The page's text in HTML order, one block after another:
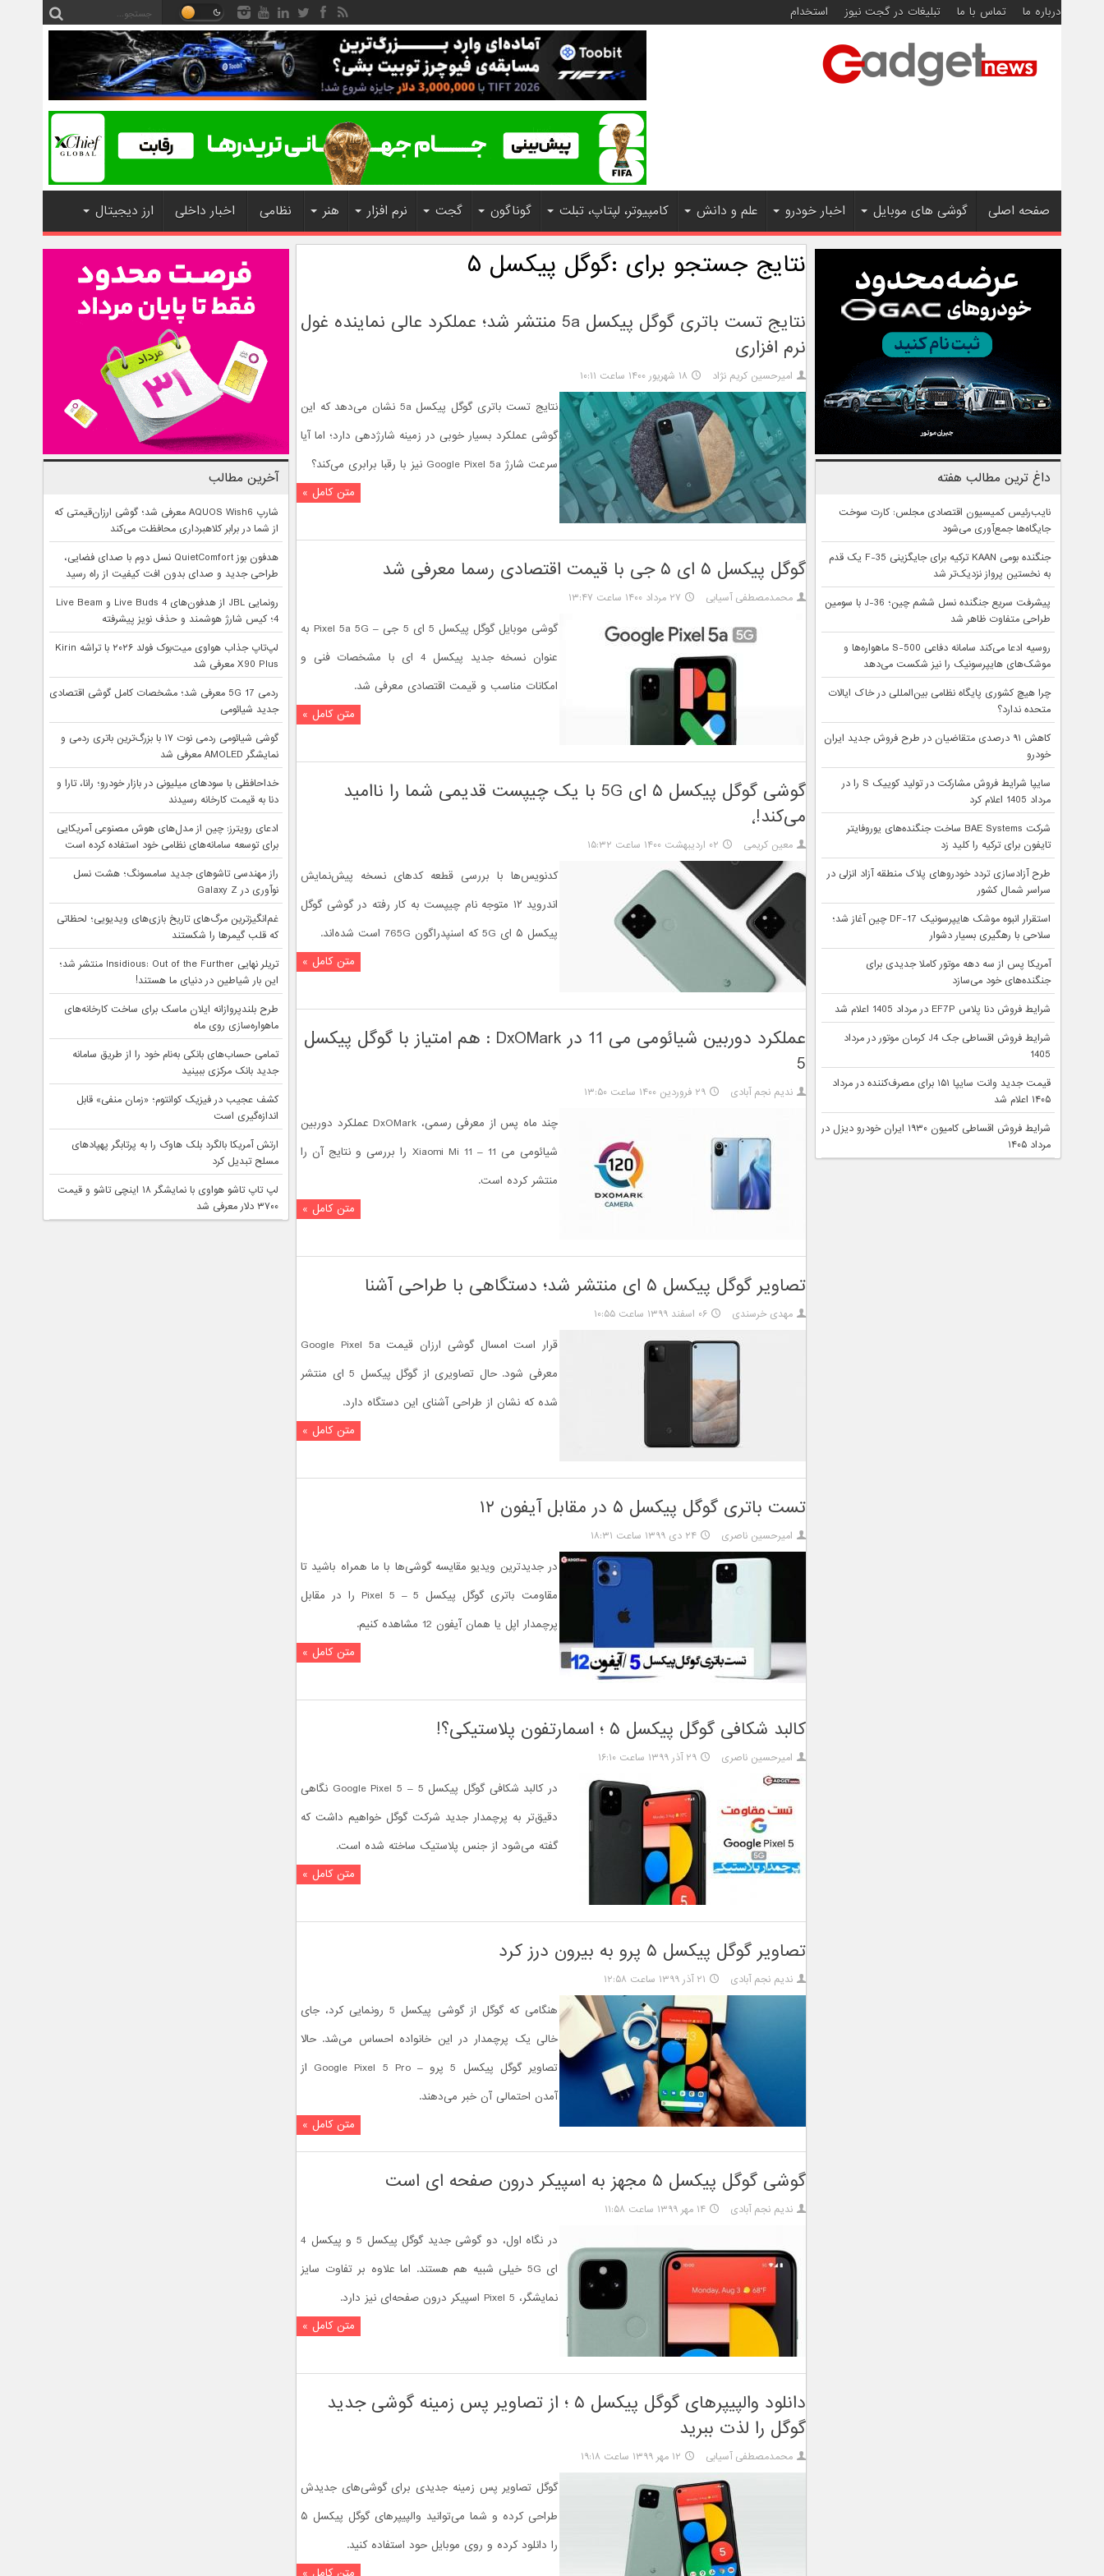
درباره ما تماس با ما تبلیغات در گجت نیوز استخدام
صفحه اصلی گوشی های موبایل اخبار خودرو علم و دانش کامپیوتر، لپتاپ، تبلت گوناگون گجت نرم افزار هنر نظامی اخبار داخلی ارز دیجیتال
نتایج جستجو برای :گوگل پیکسل ۵
نتایج تست باتری گوگل پیکسل 5a منتشر شد؛ عملکرد عالی نماینده غول
نرم افزاری
امیرحسین کریم نژاد ۱۸ شهریور ۱۴۰۰ ساعت ۱۰:۱۱
نتایج تست باتری گوگل پیکسل 5a نشان می‌دهد که این
گوشی عملکرد بسیار خوبی در زمینه شارژدهی دارد؛ اما آیا
سرعت شارژ Google Pixel 5a نیز با رقبا برابری می‌کند؟
متن کامل »
گوگل پیکسل ۵ ای ۵ جی با قیمت اقتصادی رسما معرفی شد
محمدمصطفی آسیابی ۲۷ مرداد ۱۴۰۰ ساعت ۱۳:۴۷
گوشی موبایل گوگل پیکسل 5 ای 5 جی – Pixel 5a 5G به
عنوان نسخه جدید پیکسل 4 ای با مشخصات فنی و
امکانات مناسب و قیمت اقتصادی معرفی شد.
متن کامل »
گوشی گوگل پیکسل ۵ ای 5G با یک چیپست قدیمی شما را ناامید
می‌کند!٬
معین کریمی ۰۲ اردیبهشت ۱۴۰۰ ساعت ۱۵:۳۲
کدنویس‌ها با بررسی قطعه کدهای نسخه پیش‌نمایش
اندروید ۱۲ متوجه نام چیپست به کار رفته در گوشی گوگل
پیکسل ۵ ای 5G که اسنپدراگون 765G است شده‌اند.
متن کامل »
عملکرد دوربین شیائومی می 11 در DxOMark : هم امتیاز با گوگل پیکسل
5
ندیم نجم آبادی ۲۹ فروردین ۱۴۰۰ ساعت ۱۳:۵۰
چند ماه پس از معرفی رسمی، DxOMark عملکرد دوربین
شیائومی می 11 – Xiaomi Mi 11 را بررسی و نتایج آن را
منتشر کرده است.
متن کامل »
تصاویر گوگل پیکسل ۵ ای منتشر شد؛ دستگاهی با طراحی آشنا
مهدی خرسندی ۰۶ اسفند ۱۳۹۹ ساعت ۱۰:۵۵
قرار است امسال گوشی ارزان قیمت Google Pixel 5a
معرفی شود. حال تصاویری از گوگل پیکسل 5 ای منتشر
شده که نشان از طراحی آشنای این دستگاه دارد.
متن کامل »
تست باتری گوگل پیکسل ۵ در مقابل آیفون ۱۲
امیرحسین ناصری ۲۴ دی ۱۳۹۹ ساعت ۱۸:۳۱
در جدیدترین ویدیو مقایسه گوشی‌ها با ما همراه باشید تا
مقاومت باتری گوگل پیکسل 5 – Pixel 5 را در مقابل
پرچمدار اپل یا همان آیفون 12 مشاهده کنیم.
متن کامل »
کالبد شکافی گوگل پیکسل ۵ ؛ اسمارتفون پلاستیکی؟!
امیرحسین ناصری ۲۹ آذر ۱۳۹۹ ساعت ۱۶:۱۰
در کالبد شکافی گوگل پیکسل 5 – Google Pixel 5 نگاهی
دقیق‌تر به پرچمدار جدید شرکت گوگل خواهیم داشت که
گفته می‌شود از جنس پلاستیک ساخته شده است.
متن کامل »
تصاویر گوگل پیکسل ۵ پرو به بیرون درز کرد
ندیم نجم آبادی ۲۱ آذر ۱۳۹۹ ساعت ۱۲:۵۸
هنگامی که گوگل از گوشی پیکسل 5 رونمایی کرد، جای
خالی یک پرچمدار در این خانواده احساس می‌شد. حالا
تصاویر گوگل پیکسل 5 پرو – Google Pixel 5 Pro از
آمدن احتمالی آن خبر می‌دهند.
متن کامل »
گوشی گوگل پیکسل ۵ مجهز به اسپیکر درون صفحه ای است
ندیم نجم آبادی ۱۴ مهر ۱۳۹۹ ساعت ۱۱:۵۸
در نگاه اول، دو گوشی جدید گوگل پیکسل 5 و پیکسل 4
ای 5G خیلی شبیه هم هستند. اما علاوه بر تفاوت سایز
نمایشگر، Pixel 5 اسپیکر درون صفحه‌ای نیز دارد.
متن کامل »
دانلود والپیپرهای گوگل پیکسل ۵ ؛ از تصاویر پس زمینه گوشی جدید
گوگل را لذت ببرید
محمدمصطفی آسیابی ۱۲ مهر ۱۳۹۹ ساعت ۱۹:۱۸
گوگل تصاویر پس زمینه جدیدی برای گوشی‌های جدیدش
طراحی کرده و شما می‌توانید والپیپرهای گوگل پیکسل ۵
را دانلود کرده و روی موبایل حود استفاده کنید.
داغ ترین مطالب هفته
نایب‌رئیس کمیسیون اقتصادی مجلس: کارت سوخت
جایگاه‌ها جمع‌آوری می‌شود
جنگنده بومی KAAN ترکیه برای جایگزینی F-35 یک قدم
به نخستین پرواز نزدیک‌تر شد
پیشرفت سریع جنگنده نسل ششم چین؛ J-36 با سومین
طراحی متفاوت ظاهر شد
روسیه ادعا می‌کند سامانه دفاعی S-500 ماهواره‌ها و
موشک‌های هایپرسونیک را نیز شکست می‌دهد
چرا هیچ کشوری پایگاه نظامی بین‌المللی در خاک ایالات
متحده ندارد؟
کاهش ۹۱ درصدی متقاضیان در طرح فروش جدید ایران
خودرو
سایپا شرایط فروش مشارکت در تولید کوییک S را در
مرداد 1405 اعلام کرد
شرکت BAE Systems ساخت جنگنده‌های یوروفایتر
تایفون برای ترکیه را کلید زد
طرح آزادسازی تردد خودروهای پلاک منطقه آزاد انزلی در
سراسر شمال کشور
استقرار انبوه موشک هایپرسونیک DF-17 چین آغاز شد؛
سلاحی با رهگیری بسیار دشوار
آمریکا پس از سه دهه موتور کاملا جدیدی برای
جنگنده‌های خود می‌سازد
شرایط فروش دنا پلاس EF7P در مرداد 1405 اعلام شد
شرایط فروش اقساطی جک J4 کرمان موتور در مرداد
1405
قیمت جدید وانت سایپا ۱۵۱ برای مصرف‌کننده در مرداد
۱۴۰۵ اعلام شد
شرایط فروش اقساطی کامیون ۱۹۳۰ ایران خودرو دیزل در
مرداد ۱۴۰۵
آخرین مطالب
شارپ AQUOS Wish6 معرفی شد؛ گوشی ارزان‌قیمتی که
از شما در برابر کلاهبرداری محافظت می‌کند
هدفون بوز QuietComfort نسل دوم با صدای فضایی،
طراحی جدید و صدای بدون افت کیفیت از راه رسید
رونمایی JBL از هدفون‌های Live Buds 4 و Live Beam
4؛ کیس شارژ هوشمند و حذف نویز پیشرفته
لپ‌تاپ جذاب هواوی میت‌بوک فولد ۲۰۲۶ با تراشه Kirin
X90 Plus معرفی شد
ردمی 17 5G معرفی شد؛ مشخصات کامل گوشی اقتصادی
جدید شیائومی
گوشی شیائومی ردمی نوت ۱۷ با بزرگ‌ترین باتری ردمی و
نمایشگر AMOLED معرفی شد
خداحافظی با سودهای میلیونی در بازار خودرو؛ رانا، تارا و
دنا به قیمت کارخانه رسیدند
ادعای رویترز: چین از مدل‌های هوش مصنوعی آمریکایی
برای توسعه سامانه‌های نظامی خود استفاده کرده است
راز مهندسی تاشوهای جدید سامسونگ؛ هشت نسل
نوآوری در Galaxy Z
غم‌انگیزترین مرگ‌های تاریخ بازی‌های ویدیویی؛ لحظاتی
که قلب گیمرها را شکستند
تریلر نهایی Insidious: Out of the Further منتشر شد؛
این بار شیاطین در دنیای ما هستند!
طرح بلندپروازانه ایلان ماسک برای ساخت کارخانه‌های
ماهواره‌سازی روی ماه
تمامی حساب‌های بانکی به‌نام خود را از طریق سامانه
جدید بانک مرکزی ببینید
کشف عجیب در فیزیک کوانتوم؛ «زمان منفی» قابل
اندازه‌گیری است
ارتش آمریکا بالگرد بلک هاوک را به پرتابگر پهپادهای
مسلح تبدیل کرد
لپ تاپ تاشو هواوی با نمایشگر ۱۸ اینچی تاشو و قیمت
۳۷۰۰ دلار معرفی شد